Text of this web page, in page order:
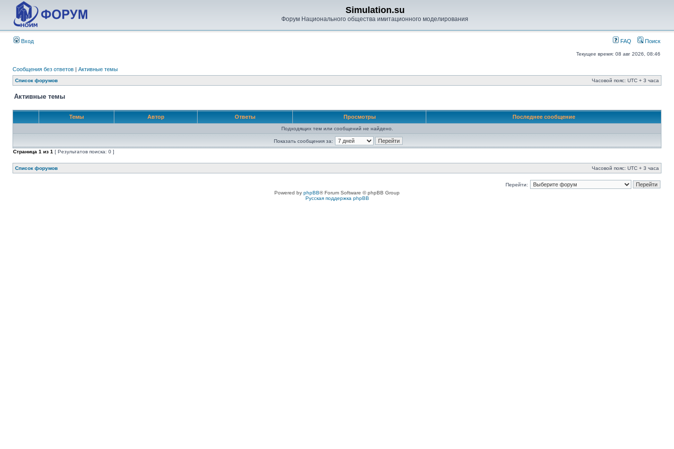
Simulation.su
Форум Национального общества имитационного моделирования
Вход FAQ Поиск
Текущее время: 08 авг 2026, 08:46
Сообщения без ответов | Активные темы
Список форумов Часовой пояс: UTC + 3 часа
Активные темы
Темы Автор Ответы Просмотры Последнее сообщение
Подходящих тем или сообщений не найдено.
Показать сообщения за:
Страница 1 из 1 [ Результатов поиска: 0 ]
Список форумов Часовой пояс: UTC + 3 часа
Перейти:
Powered by phpBB® Forum Software © phpBB Group
Русская поддержка phpBB